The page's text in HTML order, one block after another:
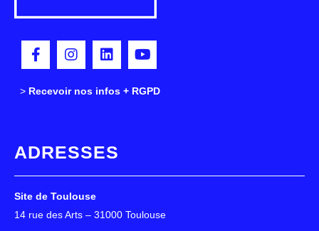
> Recevoir nos infos + RGPD
ADRESSES
Site de Toulouse
14 rue des Arts – 31000 Toulouse